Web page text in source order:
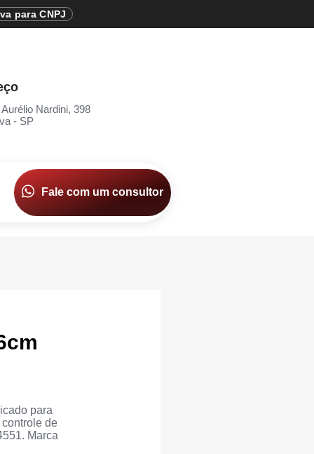
para CNPJ
Nardini, 398
- SP
Fale com um consultor
para
de
Marca